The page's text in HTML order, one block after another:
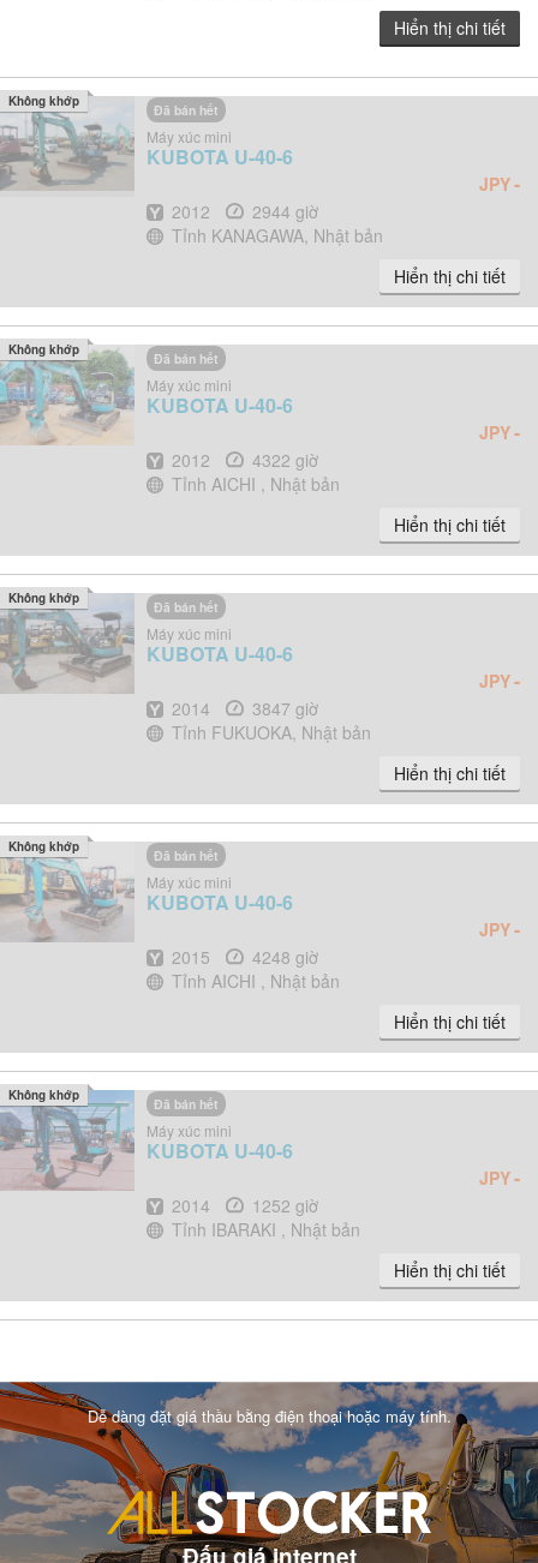
Hiển thị chi tiết
Đã bán hết
Máy xúc mini
KUBOTA U-40-6
JPY-
Năm
2012 Giờ
2944 giờ
Địa điểm
Tỉnh KANAGAWA, Nhật bản
Hiển thị chi tiết
Không khớp
Đã bán hết
Máy xúc mini
KUBOTA U-40-6
JPY-
Năm
2012 Giờ
4322 giờ
Địa điểm
Tỉnh AICHI , Nhật bản
Hiển thị chi tiết
Không khớp
Đã bán hết
Máy xúc mini
KUBOTA U-40-6
JPY-
Năm
2014 Giờ
3847 giờ
Địa điểm
Tỉnh FUKUOKA, Nhật bản
Hiển thị chi tiết
Không khớp
Đã bán hết
Máy xúc mini
KUBOTA U-40-6
JPY-
Năm
2015 Giờ
4248 giờ
Địa điểm
Tỉnh AICHI , Nhật bản
Hiển thị chi tiết
Không khớp
Đã bán hết
Máy xúc mini
KUBOTA U-40-6
JPY-
Năm
2014 Giờ
1252 giờ
Địa điểm
Tỉnh IBARAKI , Nhật bản
Hiển thị chi tiết
Không khớp
Dễ dàng đặt giá thầu bằng điện thoại hoặc máy tính.
Đấu giá internet